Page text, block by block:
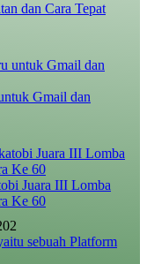
dan Cara Tepat
Gmail dan
Juara III Lomba
Ke 60